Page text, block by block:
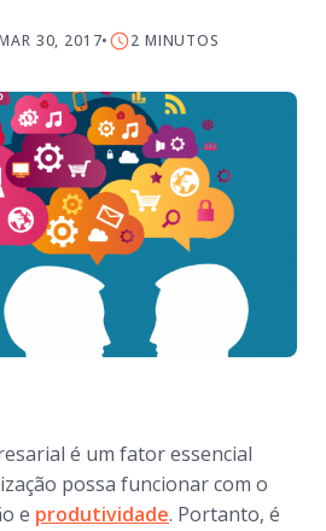
30, 2017 2 MINUTOS
é um fator essencial
possa funcionar com o
e produtividade. Portanto, é